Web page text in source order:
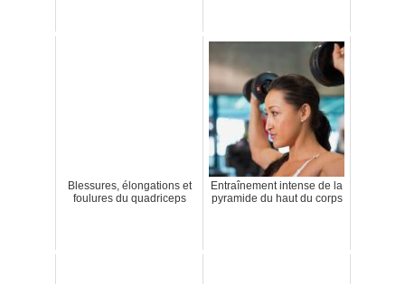
Blessures, élongations et
foulures du quadriceps
Entraînement intense de la
pyramide du haut du corps